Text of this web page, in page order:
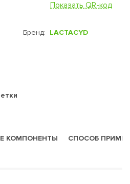
Показать QR-код
Бренд: LACTACYD
КОМПОНЕНТЫ СПОСОБ